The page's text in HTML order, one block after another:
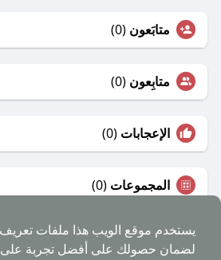
يستخدم موقع الويب هذا ملفات تعريف
لضمان حصولك على أفضل تجربة على
متابَعون (0)
متابِعون (0)
الإعجابات (0)
المجموعات (0)
© 2026 شبكة العرب